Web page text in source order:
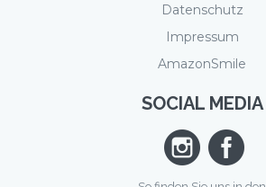
Datenschutz
Impressum
AmazonSmile
SOCIAL MEDIA